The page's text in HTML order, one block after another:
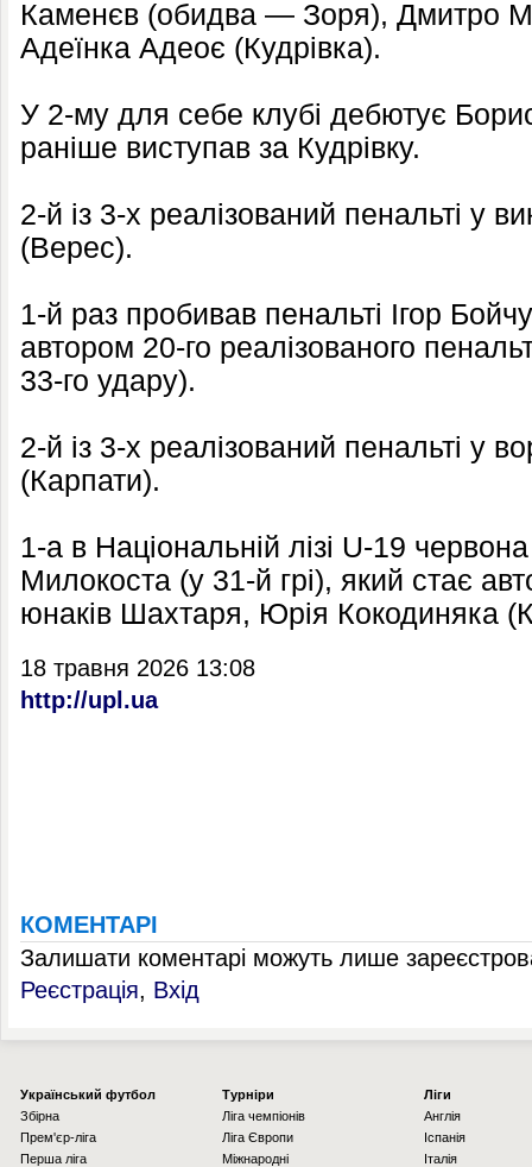
Каменєв (обидва — Зоря), Дмитро
Адеїнка Адеоє (Кудрівка).
У 2-му для себе клубі дебютує
раніше виступав за Кудрівку.
2-й із 3-х реалізований пенальті у
(Верес).
1-й раз пробивав пенальті Ігор
автором 20-го реалізованого
33-го удару).
2-й із 3-х реалізований пенальті у
(Карпати).
1-а в Національній лізі U-19
Милокоста (у 31-й грі), який стає
юнаків Шахтаря, Юрія Кокодиняка
18 травня 2026 13:08
http://upl.ua
КОМЕНТАРІ
Залишати коментарі можуть лише
Реєстрація, Вхід
Українcький футбол
Збірна
Прем'єр-ліга
Перша ліга
Турніри
Ліга чемпіонів
Ліга Європи
Міжнародні
Ліги
Англія
Іспанія
Італія